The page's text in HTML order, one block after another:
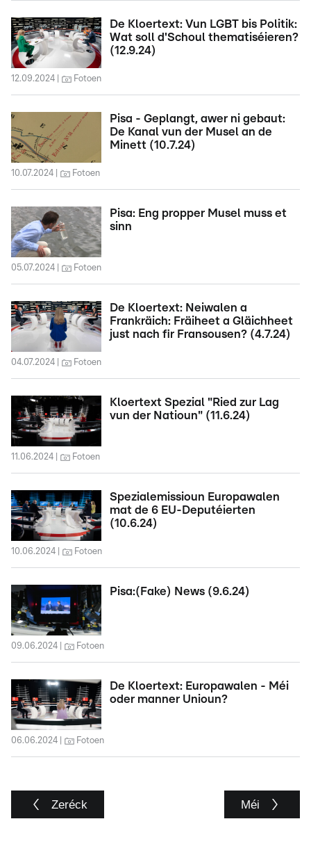
De Kloertext: Vun LGBT bis Politik:
Wat soll d'Schoul thematiséieren?
(12.9.24)
12.09.2024 Fotoen
Pisa - Geplangt, awer ni gebaut:
De Kanal vun der Musel an de
Minett (10.7.24)
10.07.2024 Fotoen
Pisa: Eng propper Musel muss et
sinn
05.07.2024 Fotoen
De Kloertext: Neiwalen a
Frankräich: Fräiheet a Gläichheet
just nach fir Fransousen? (4.7.24)
04.07.2024 Fotoen
Kloertext Spezial "Ried zur Lag
vun der Natioun" (11.6.24)
11.06.2024 Fotoen
Spezialemissioun Europawalen
mat de 6 EU-Deputéierten
(10.6.24)
10.06.2024 Fotoen
Pisa:(Fake) News (9.6.24)
09.06.2024 Fotoen
De Kloertext: Europawalen - Méi
oder manner Unioun?
06.06.2024 Fotoen
Zeréck Méi